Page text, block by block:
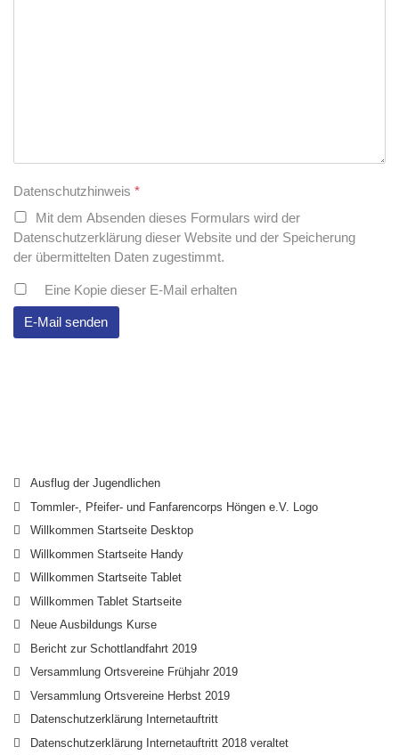
Datenschutzhinweis *
Datenschutzerklärung dieser Website und der Speicherung
der übermittelten Daten zugestimmt.
Eine Kopie dieser E-Mail erhalten
E-Mail senden
Ausflug der Jugendlichen
Tommler-, Pfeifer- und Fanfarencorps Höngen e.V. Logo
Willkommen Startseite Desktop
Willkommen Startseite Handy
Willkommen Startseite Tablet
Willkommen Tablet Startseite
Neue Ausbildungs Kurse
Bericht zur Schottlandfahrt 2019
Versammlung Ortsvereine Frühjahr 2019
Versammlung Ortsvereine Herbst 2019
Datenschutzerklärung Internetauftritt
Datenschutzerklärung Internetauftritt 2018 veraltet